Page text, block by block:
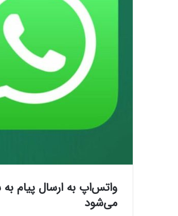
واتس‌اپ به ارسال پیام
می‌شود